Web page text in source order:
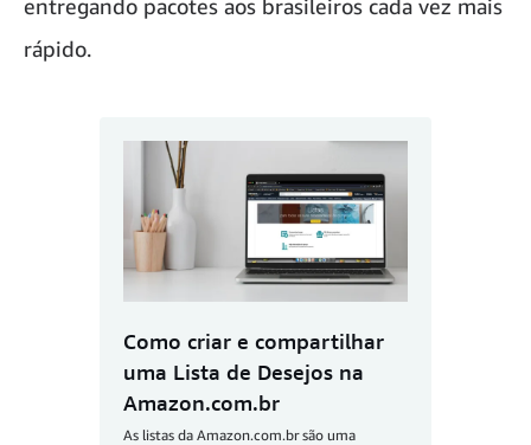
entregando pacotes aos brasileiros cada vez mais
rápido.
Como criar e compartilhar
uma Lista de Desejos na
Amazon.com.br
As listas da Amazon.com.br são uma